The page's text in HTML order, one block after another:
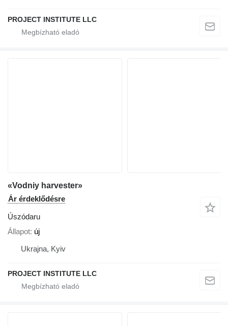
PROJECT INSTITUTE LLC
«Vodniy harvester»
Ár érdeklődésre
Úszódaru
Állapot új
Ukrajna, Kyiv
PROJECT INSTITUTE LLC